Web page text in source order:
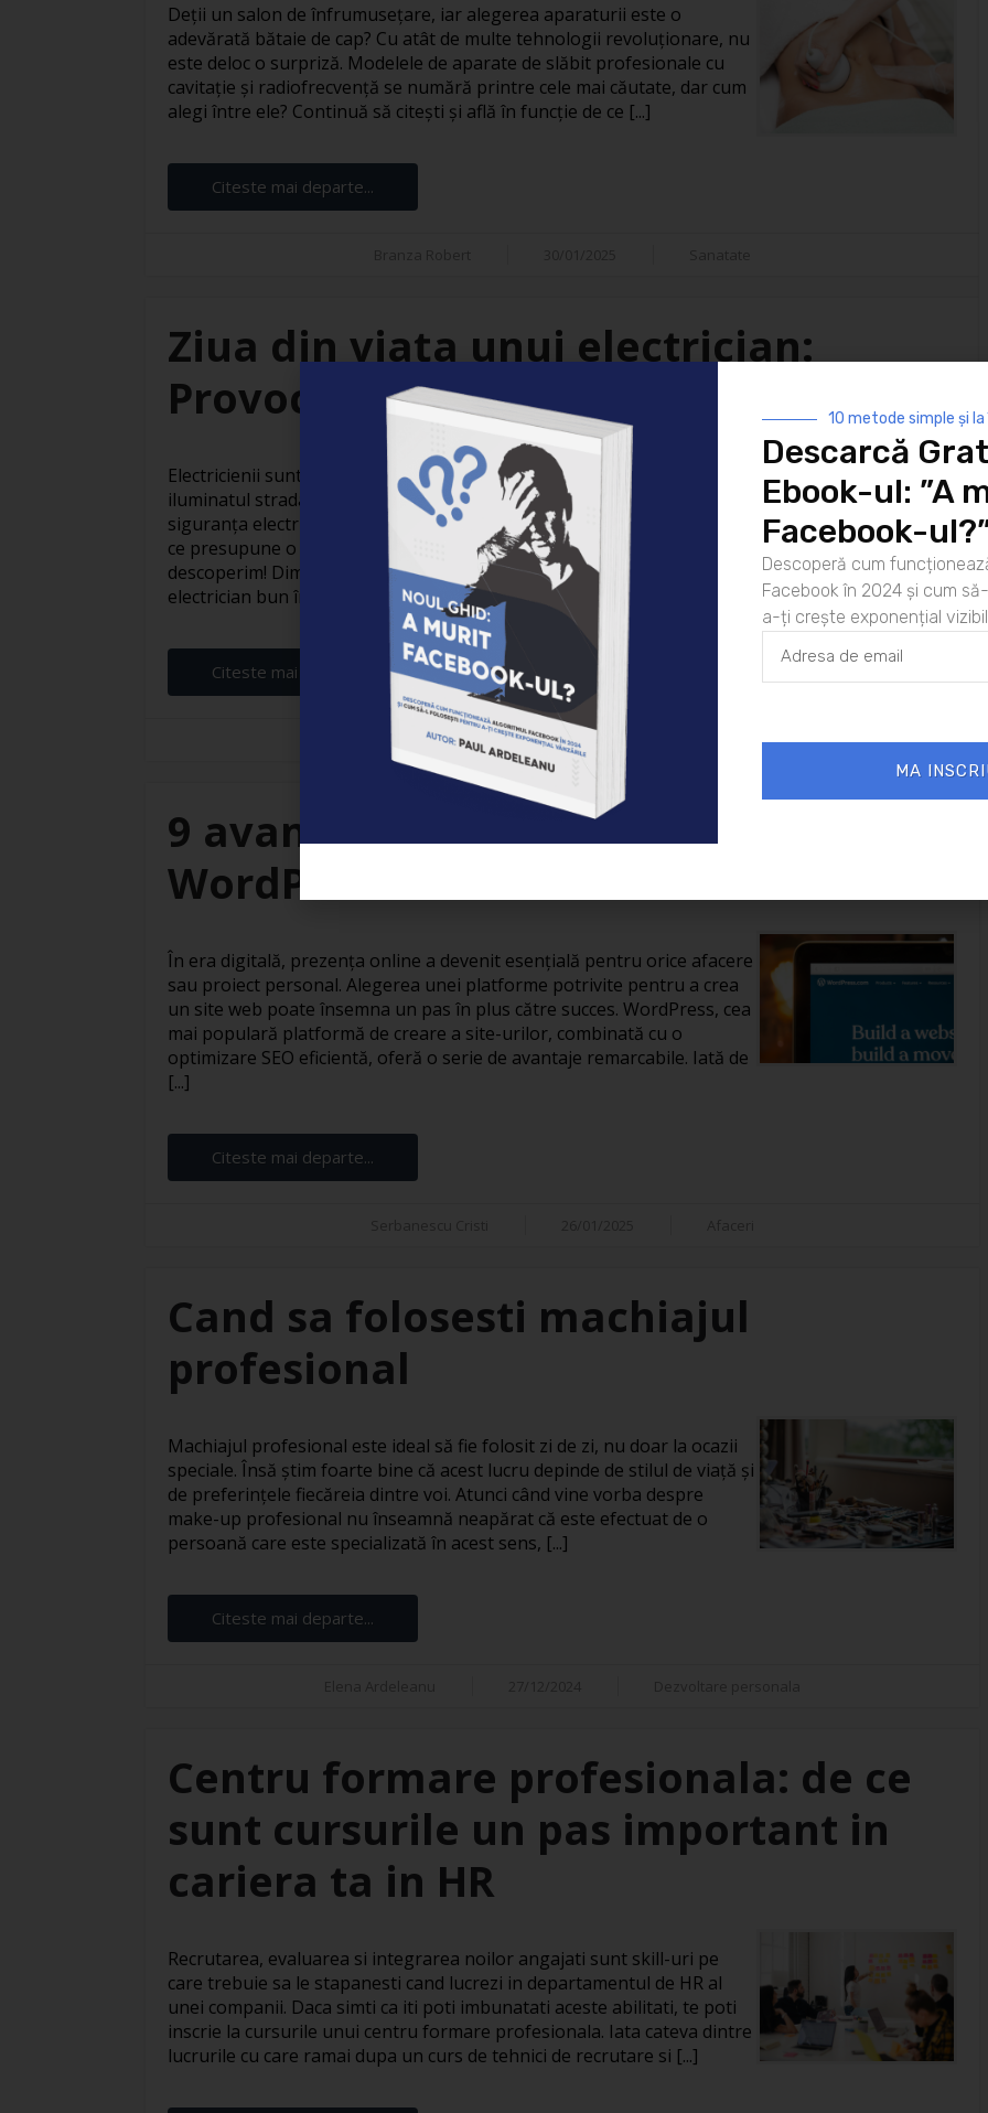
Deții un salon de înfrumusețare, iar alegerea aparaturii este o
adevărată bătaie de cap? Cu atât de multe tehnologii revoluționare, nu
este deloc o surpriză. Modelele de aparate de slăbit profesionale cu
cavitație și radiofrecvență se numără printre cele mai căutate, dar cum
alegi între ele? Continuă să citești și află în funcție de ce [...]
Citeste mai departe...
Ziua din viața unui electrician:
Provocări și satisfacții
Electricienii sunt adevărați eroi invizibili ai vieții moderne. De la
iluminatul stradal care face orașele să strălucească noaptea până la
siguranța electrică din locuințe, activitatea lor este indispensabilă. Dar
ce presupune o zi obișnuită din viața unui electrician? Hai să
descoperim! Dimineața devreme: Pregătirea pentru zi Ziua unui
electrician bun începe devreme. Cu o ceașcă [...]
Citeste mai departe...
Elena Ardeleanu 26/01/2025
9 avantaje ale creării unui site în
WordPress
În era digitală, prezența online a devenit esențială pentru orice afacere
sau proiect personal. Alegerea unei platforme potrivite pentru a crea
un site web poate însemna un pas în plus către succes. WordPress, cea
mai populară platformă de creare a site-urilor, combinată cu o
optimizare SEO eficientă, oferă o serie de avantaje remarcabile. Iată de
[...]
Citeste mai departe...
Cand sa folosesti machiajul
profesional
Machiajul profesional este ideal să fie folosit zi de zi, nu doar la ocazii
speciale. Însă știm foarte bine că acest lucru depinde de stilul de viață și
de preferințele fiecăreia dintre voi. Atunci când vine vorba despre
make-up profesional nu înseamnă neapărat că este efectuat de o
persoană care este specializată în acest sens, [...]
Citeste mai departe...
Centru formare profesionala: de ce
sunt cursurile un pas important in
cariera ta in HR
Recrutarea, evaluarea si integrarea noilor angajati sunt skill-uri pe
care trebuie sa le stapanesti cand lucrezi in departamentul de HR al
unei companii. Daca simti ca iti poti imbunatati aceste abilitati, te poti
inscrie la cursurile unui centru formare profesionala. Iata cateva dintre
lucrurile cu care ramai dupa un curs de tehnici de recrutare si [...]
10 metode simple și
Descarcă
Ebook-ul: ”A
Facebook-
Descoperă cum
Facebook în 2024 și cum
a-ți crește exponențial
MA